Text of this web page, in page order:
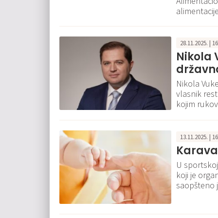
28.11.2025. |
Nikola
Nikola
vlasnik
kojim
13.11.2025. |
U
koji je
saopšteno